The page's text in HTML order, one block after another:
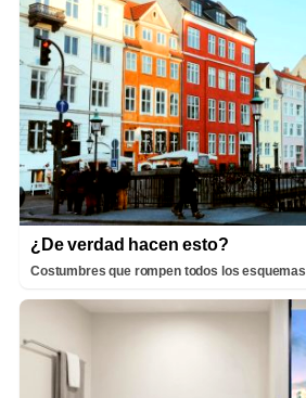
¿De verdad hacen esto?
Costumbres que rompen todos los esquemas